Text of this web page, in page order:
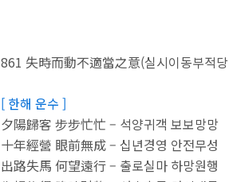
861 失時而動不適當之意(실시이동부적
[ 한해 운수 ]
夕陽歸客 步步忙忙 – 석양귀객 보보망망
十年經營 眼前無成 – 십년경영 안전무성
出路失馬 何望遠行 – 출로실마 하망원행